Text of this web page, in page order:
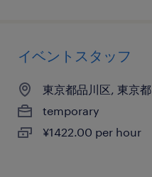
イベントスタッフ
東京都品川区, 東京都
temporary
¥1422.00 per hour